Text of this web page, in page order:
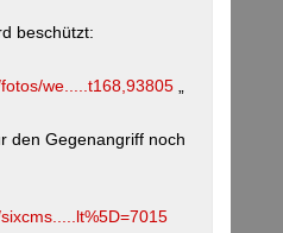
beschützt:
we.....t168,93805
den Gegenangriff noch